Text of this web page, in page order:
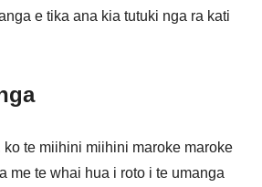
e tika ana kia tutuki nga ra kati
ko te miihini miihini maroke maroke
me te whai hua i roto i te umanga